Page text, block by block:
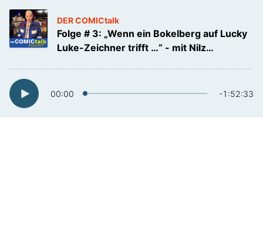
DER COMICtalk
Folge # 3: „Wenn ein Bokelberg auf Lucky
Luke-Zeichner trifft …“ - mit Nilz
00:00 -1:52:33